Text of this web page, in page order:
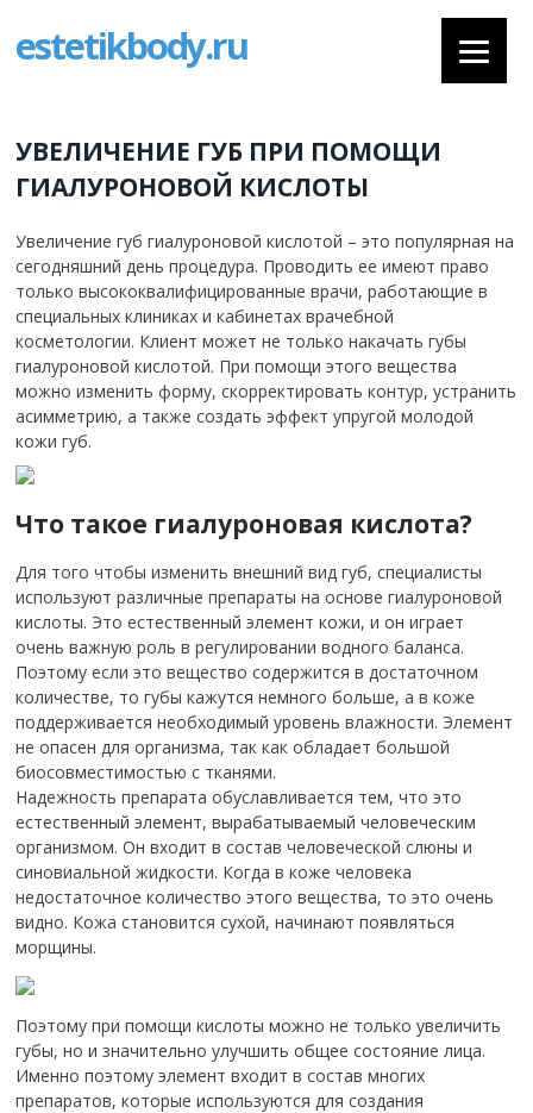
estetikbody.ru
УВЕЛИЧЕНИЕ ГУБ ПРИ ПОМОЩИ
ГИАЛУРОНОВОЙ КИСЛОТЫ
Увеличение губ гиалуроновой кислотой – это популярная на
сегодняшний день процедура. Проводить ее имеют право
только высококвалифицированные врачи, работающие в
специальных клиниках и кабинетах врачебной
косметологии. Клиент может не только накачать губы
гиалуроновой кислотой. При помощи этого вещества
можно изменить форму, скорректировать контур, устранить
асимметрию, а также создать эффект упругой молодой
кожи губ.
Что такое гиалуроновая кислота?
Для того чтобы изменить внешний вид губ, специалисты
используют различные препараты на основе гиалуроновой
кислоты. Это естественный элемент кожи, и он играет
очень важную роль в регулировании водного баланса.
Поэтому если это вещество содержится в достаточном
количестве, то губы кажутся немного больше, а в коже
поддерживается необходимый уровень влажности. Элемент
не опасен для организма, так как обладает большой
биосовместимостью с тканями.
Надежность препарата обуславливается тем, что это
естественный элемент, вырабатываемый человеческим
организмом. Он входит в состав человеческой слюны и
синовиальной жидкости. Когда в коже человека
недостаточное количество этого вещества, то это очень
видно. Кожа становится сухой, начинают появляться
морщины.
Поэтому при помощи кислоты можно не только увеличить
губы, но и значительно улучшить общее состояние лица.
Именно поэтому элемент входит в состав многих
препаратов, которые используются для создания